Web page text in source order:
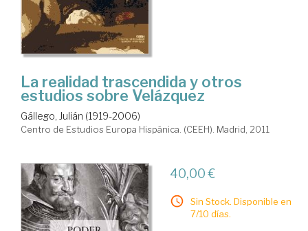
La realidad trascendida y otros
estudios sobre Velázquez
Gállego, Julián (1919-2006)
Centro de Estudios Europa Hispánica. (CEEH). Madrid, 2011
40,00 €
Sin Stock. Disponible en
7/10 días.